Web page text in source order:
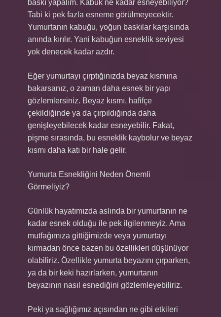
baskı yapalım. Kabuk ne kadar esneyebiliyor?
Tabi ki pek fazla esneme görülmeyecektir.
Yumurtanın kabuğu, yoğun baskılar karşısında
anında kırılır. Yani kabuğun esneklik seviyesi
yok denecek kadar azdır.
Eğer yumurtayı çırptığınızda beyaz kısmına
bakarsanız, o zaman daha esnek bir yapı
gözlemlersiniz. Beyaz kısmı, hafifçe
çekildiğinde ya da çırpıldığında daha
genişleyebilecek kadar esneyebilir. Fakat,
pişme sırasında, bu esneklik kaybolur ve beyaz
kısmı daha katı bir hale gelir.
Yumurta Esnekliğini Neden Önemli
Görmeliyiz?
Günlük hayatımızda aslında bir yumurtanın ne
kadar esnek olduğu ile pek ilgilenmeyiz. Ama
mutfağımıza gittiğimizde veya yumurtayı
kırmadan önce bazen bu özellikleri düşünüyor
olabiliriz. Özellikle yumurta beyazını çırparken,
ya da bir keki hazırlarken, yumurtanın
beyazının nasıl esnediğini gözlemleyebiliriz.
Peki ya sağlığımız açısından ne gibi etkileri